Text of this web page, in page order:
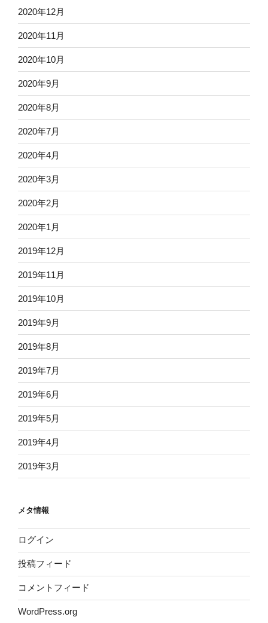
2020年12月
2020年11月
2020年10月
2020年9月
2020年8月
2020年7月
2020年4月
2020年3月
2020年2月
2020年1月
2019年12月
2019年11月
2019年10月
2019年9月
2019年8月
2019年7月
2019年6月
2019年5月
2019年4月
2019年3月
メタ情報
ログイン
投稿フィード
コメントフィード
WordPress.org